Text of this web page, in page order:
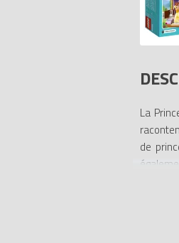
La
de
herbe
-